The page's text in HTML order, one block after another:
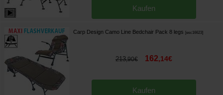
Kaufen
Carp Design Camo Line Bedchair Pack 8 legs [esc16623]
213,90€ 162,14€
Kaufen